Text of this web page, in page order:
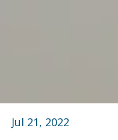
Jul 21, 2022